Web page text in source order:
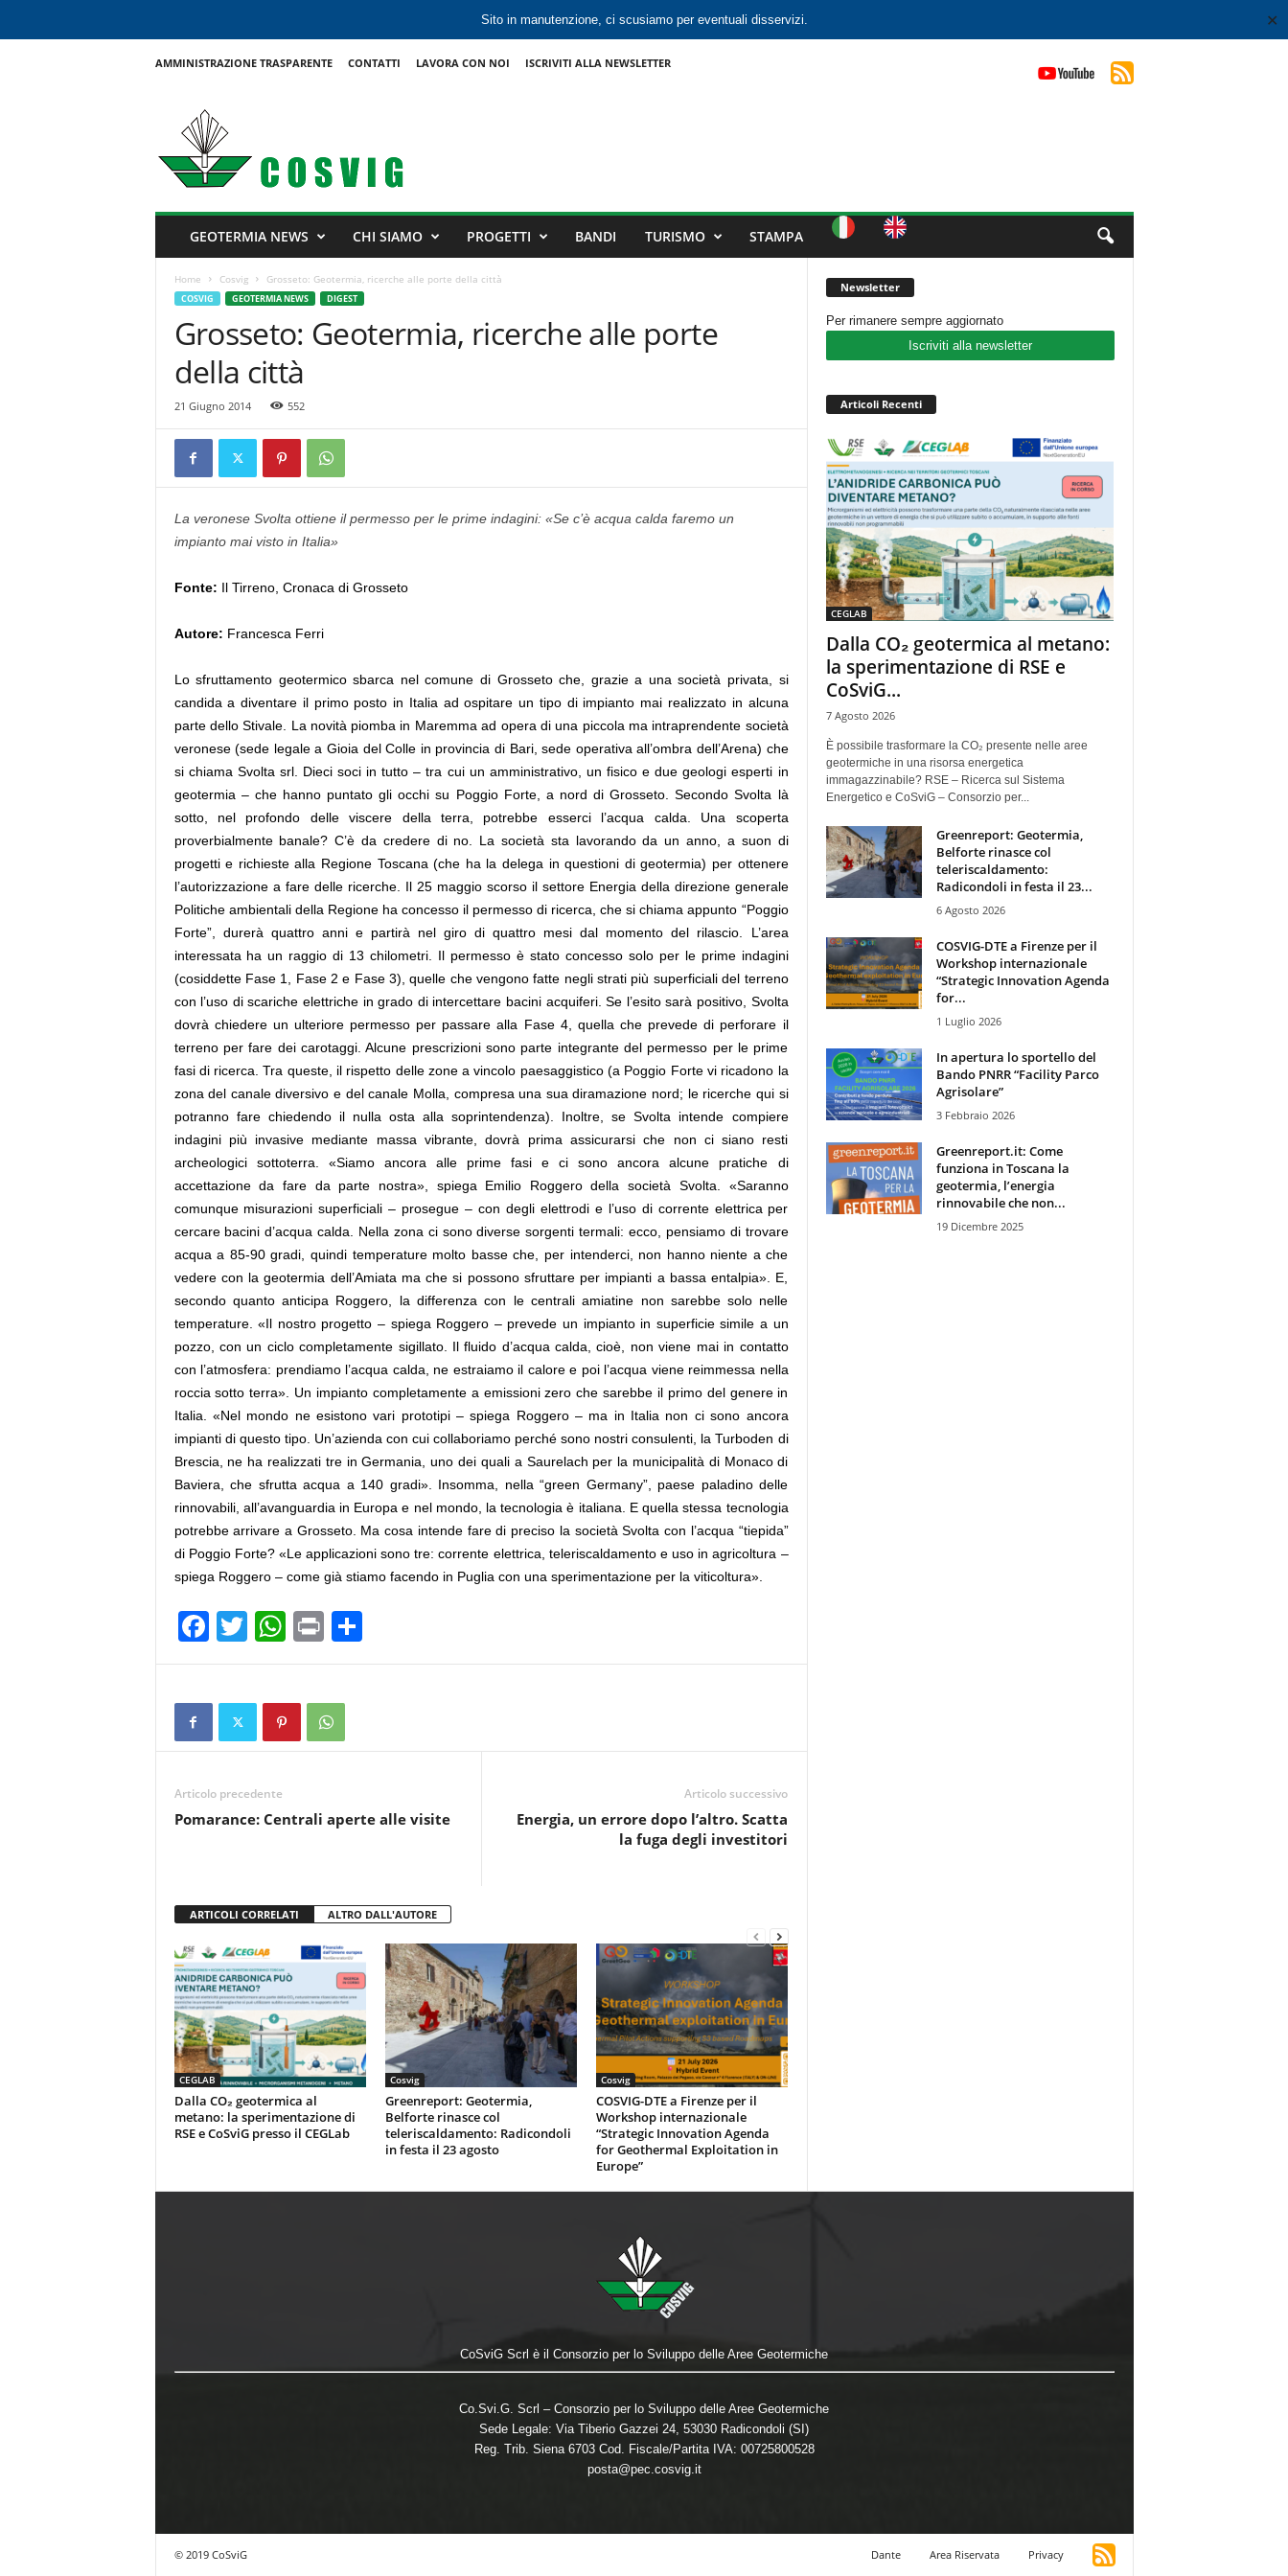
Sito in manutenzione, ci scusiamo per eventuali disservizi. ✕
AMMINISTRAZIONE TRASPARENTE CONTATTI LAVORA CON NOI ISCRIVITI ALLA NEWSLETTER
GEOTERMIA NEWS CHI SIAMO PROGETTI BANDI TURISMO STAMPA
Home Cosvig Grosseto: Geotermia, ricerche alle porte della città
COSVIG GEOTERMIA NEWS DIGEST
Grosseto: Geotermia, ricerche alle porte
della città
21 Giugno 2014 552
La veronese Svolta ottiene il permesso per le prime indagini: «Se c’è acqua calda faremo un
impianto mai visto in Italia»
Fonte: Il Tirreno, Cronaca di Grosseto
Autore: Francesca Ferri
Lo sfruttamento geotermico sbarca nel comune di Grosseto che, grazie a una società privata, si
candida a diventare il primo posto in Italia ad ospitare un tipo di impianto mai realizzato in alcuna
parte dello Stivale. La novità piomba in Maremma ad opera di una piccola ma intraprendente società
veronese (sede legale a Gioia del Colle in provincia di Bari, sede operativa all’ombra dell’Arena) che
si chiama Svolta srl. Dieci soci in tutto – tra cui un amministrativo, un fisico e due geologi esperti in
geotermia – che hanno puntato gli occhi su Poggio Forte, a nord di Grosseto. Secondo Svolta là
sotto, nel profondo delle viscere della terra, potrebbe esserci l’acqua calda. Una scoperta
proverbialmente banale? C’è da credere di no. La società sta lavorando da un anno, a suon di
progetti e richieste alla Regione Toscana (che ha la delega in questioni di geotermia) per ottenere
l’autorizzazione a fare delle ricerche. Il 25 maggio scorso il settore Energia della direzione generale
Politiche ambientali della Regione ha concesso il permesso di ricerca, che si chiama appunto “Poggio
Forte”, durerà quattro anni e partirà nel giro di quattro mesi dal momento del rilascio. L’area
interessata ha un raggio di 13 chilometri. Il permesso è stato concesso solo per le prime indagini
(cosiddette Fase 1, Fase 2 e Fase 3), quelle che vengono fatte negli strati più superficiali del terreno
con l’uso di scariche elettriche in grado di intercettare bacini acquiferi. Se l’esito sarà positivo, Svolta
dovrà chiedere un ulteriore permesso per passare alla Fase 4, quella che prevede di perforare il
terreno per fare dei carotaggi. Alcune prescrizioni sono parte integrante del permesso per le prime
fasi di ricerca. Tra queste, il rispetto delle zone a vincolo paesaggistico (a Poggio Forte vi ricadono la
zona del canale diversivo e del canale Molla, compresa una sua diramazione nord; le ricerche qui si
potranno fare chiedendo il nulla osta alla soprintendenza). Inoltre, se Svolta intende compiere
indagini più invasive mediante massa vibrante, dovrà prima assicurarsi che non ci siano resti
archeologici sottoterra. «Siamo ancora alle prime fasi e ci sono ancora alcune pratiche di
accettazione da fare da parte nostra», spiega Emilio Roggero della società Svolta. «Saranno
comunque misurazioni superficiali – prosegue – con degli elettrodi e l’uso di corrente elettrica per
cercare bacini d’acqua calda. Nella zona ci sono diverse sorgenti termali: ecco, pensiamo di trovare
acqua a 85-90 gradi, quindi temperature molto basse che, per intenderci, non hanno niente a che
vedere con la geotermia dell’Amiata ma che si possono sfruttare per impianti a bassa entalpia». E,
secondo quanto anticipa Roggero, la differenza con le centrali amiatine non sarebbe solo nelle
temperature. «Il nostro progetto – spiega Roggero – prevede un impianto in superficie simile a un
pozzo, con un ciclo completamente sigillato. Il fluido d’acqua calda, cioè, non viene mai in contatto
con l’atmosfera: prendiamo l’acqua calda, ne estraiamo il calore e poi l’acqua viene reimmessa nella
roccia sotto terra». Un impianto completamente a emissioni zero che sarebbe il primo del genere in
Italia. «Nel mondo ne esistono vari prototipi – spiega Roggero – ma in Italia non ci sono ancora
impianti di questo tipo. Un’azienda con cui collaboriamo perché sono nostri consulenti, la Turboden di
Brescia, ne ha realizzati tre in Germania, uno dei quali a Saurelach per la municipalità di Monaco di
Baviera, che sfrutta acqua a 140 gradi». Insomma, nella “green Germany”, paese paladino delle
rinnovabili, all’avanguardia in Europa e nel mondo, la tecnologia è italiana. E quella stessa tecnologia
potrebbe arrivare a Grosseto. Ma cosa intende fare di preciso la società Svolta con l’acqua “tiepida”
di Poggio Forte? «Le applicazioni sono tre: corrente elettrica, teleriscaldamento e uso in agricoltura –
spiega Roggero – come già stiamo facendo in Puglia con una sperimentazione per la viticoltura».
F
a
b
o
T
wi
W
h
s
A
p
Pr
in o
vi
Articolo precedente
Pomarance: Centrali aperte alle visite
Articolo successivo
Energia, un errore dopo l’altro. Scatta
la fuga degli investitori
ARTICOLI CORRELATI ALTRO DALL'AUTORE
CEGLAB
Dalla CO₂ geotermica al
metano: la sperimentazione di
RSE e CoSviG presso il CEGLab
Cosvig
Greenreport: Geotermia,
Belforte rinasce col
teleriscaldamento: Radicondoli
in festa il 23 agosto
Cosvig
COSVIG-DTE a Firenze per il
Workshop internazionale
“Strategic Innovation Agenda
for Geothermal Exploitation in
Europe”
Newsletter
Per rimanere sempre aggiornato
Iscriviti alla newsletter
Articoli Recenti
CEGLAB
Dalla CO₂ geotermica al metano:
la sperimentazione di RSE e
CoSviG...
7 Agosto 2026
È possibile trasformare la CO₂ presente nelle aree
geotermiche in una risorsa energetica
immagazzinabile? RSE – Ricerca sul Sistema
Energetico e CoSviG – Consorzio per...
Greenreport: Geotermia,
Belforte rinasce col
teleriscaldamento:
Radicondoli in festa il 23...
6 Agosto 2026
COSVIG-DTE a Firenze per il
Workshop internazionale
“Strategic Innovation Agenda
for...
1 Luglio 2026
In apertura lo sportello del
Bando PNRR “Facility Parco
Agrisolare”
3 Febbraio 2026
Greenreport.it: Come
funziona in Toscana la
geotermia, l’energia
rinnovabile che non...
19 Dicembre 2025
CoSviG Scrl è il Consorzio per lo Sviluppo delle Aree Geotermiche
Co.Svi.G. Scrl – Consorzio per lo Sviluppo delle Aree Geotermiche
Sede Legale: Via Tiberio Gazzei 24, 53030 Radicondoli (SI)
Reg. Trib. Siena 6703 Cod. Fiscale/Partita IVA: 00725800528
posta@pec.cosvig.it
Dante Area Riservata Privacy
© 2019 CoSviG